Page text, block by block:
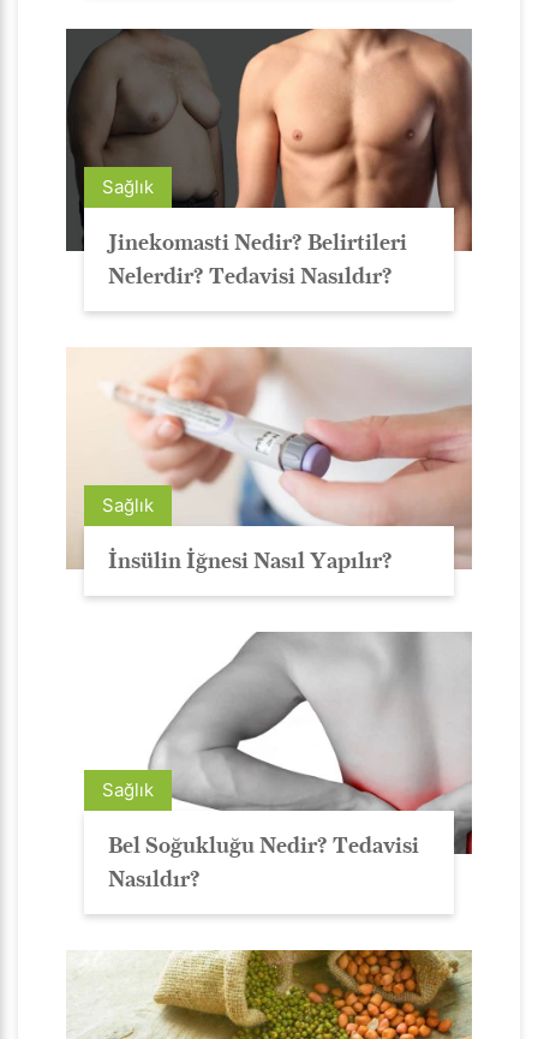
Sağlık
Jinekomasti Nedir? Belirtileri
Nelerdir? Tedavisi Nasıldır?
Sağlık
İnsülin İğnesi Nasıl Yapılır?
Sağlık
Bel Soğukluğu Nedir? Tedavisi
Nasıldır?